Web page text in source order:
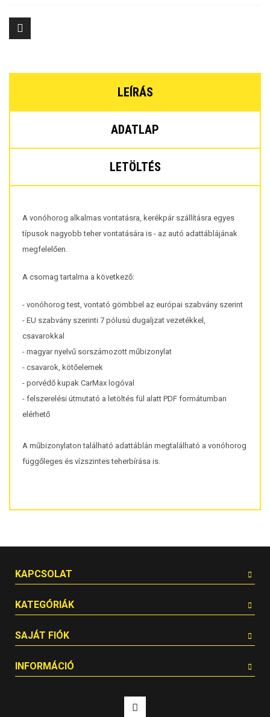
LEÍRÁS
ADATLAP
LETÖLTÉS
A vonóhorog alkalmas vontatásra, kerékpár szállításra egyes
típusok nagyobb teher vontatására is - az autó adattáblájának
megfelelően.
A csomag tartalma a következő:
- vonóhorog test, vontató gömbbel az európai szabvány szerint
- EU szabvány szerinti 7 pólusú dugaljzat vezetékkel,
csavarokkal
- magyar nyelvű sorszámozott műbizonylat
- csavarok, kötőelemek
- porvédő kupak CarMax logóval
- felszerelési útmutató a letöltés fül alatt PDF formátumban
elérhető
A műbizonylaton található adattáblán megtalálható a vonóhorog
függőleges és vízszintes teherbírása is.
KAPCSOLAT
KATEGÓRIÁK
SAJÁT FIÓK
INFORMÁCIÓ